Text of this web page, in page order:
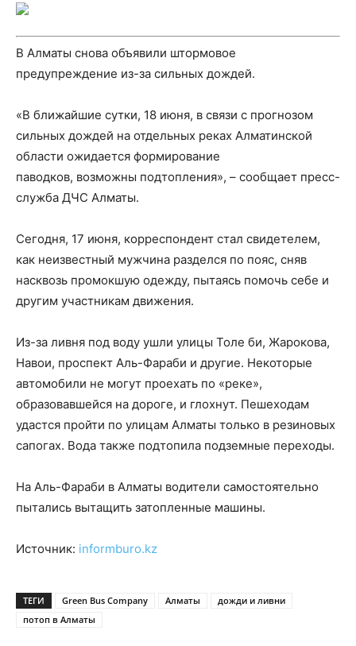
В Алматы снова объявили штормовое
предупреждение из-за сильных дождей.
«В ближайшие сутки, 18 июня, в связи с прогнозом
сильных дождей на отдельных реках Алматинской
области ожидается формирование
паводков, возможны подтопления», – сообщает пресс-
служба ДЧС Алматы.
Сегодня, 17 июня, корреспондент стал свидетелем,
как неизвестный мужчина разделся по пояс, сняв
насквозь промокшую одежду, пытаясь помочь себе и
другим участникам движения.
Из-за ливня под воду ушли улицы Толе би, Жарокова,
Навои, проспект Аль-Фараби и другие. Некоторые
автомобили не могут проехать по «реке»,
образовавшейся на дороге, и глохнут. Пешеходам
удастся пройти по улицам Алматы только в резиновых
сапогах. Вода также подтопила подземные переходы.
На Аль-Фараби в Алматы водители самостоятельно
пытались вытащить затопленные машины.
Источник: informburo.kz
ТЕГИ Green Bus Company Алматы
дожди и ливни
потоп в Алматы